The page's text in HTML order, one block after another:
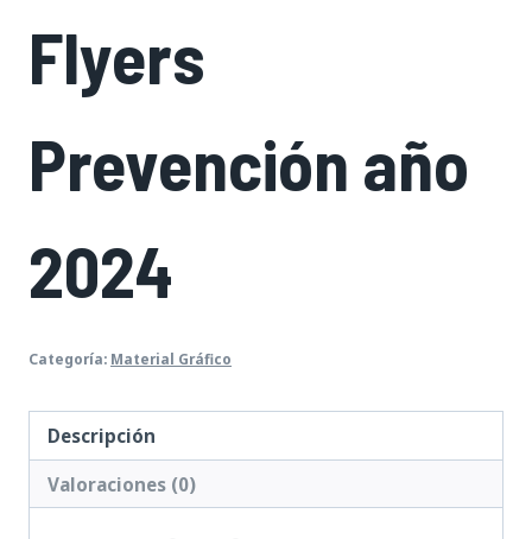
Flyers
Prevención año
2024
Categoría: Material Gráfico
Descripción
Valoraciones (0)